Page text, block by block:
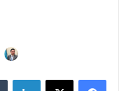
فيسبوك لينكدإن